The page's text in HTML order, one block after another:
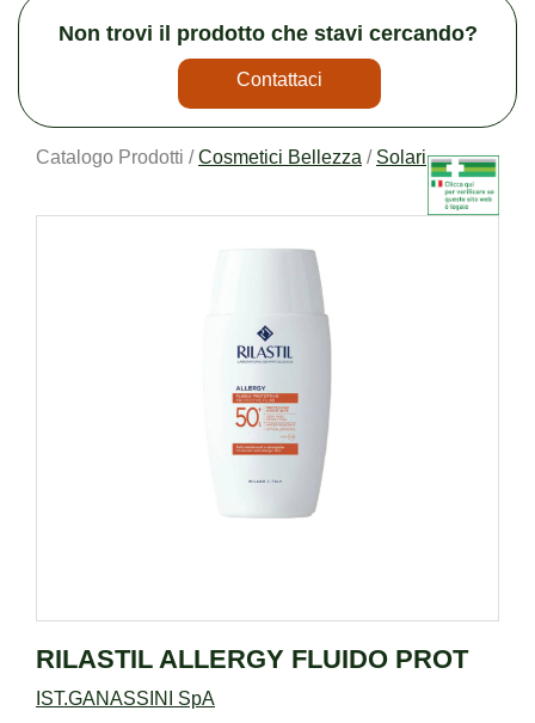
Non trovi il prodotto che stavi cercando?
Contattaci
Catalogo Prodotti /Cosmetici Bellezza / Solari
RILASTIL ALLERGY FLUIDO PROT
IST.GANASSINI SpA